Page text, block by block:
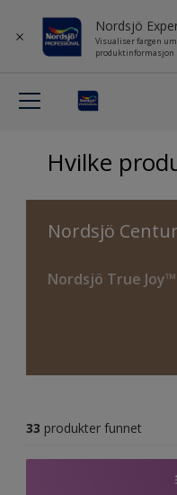
Nordsjö
Visualiser fargen
produktinformasjon
Hvilke
Nordsjö
Nordsjö True
33 produkter funnet